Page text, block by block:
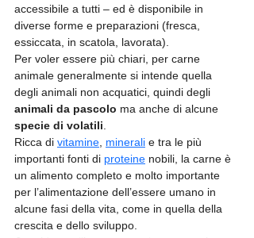
accessibile a tutti – ed è disponibile in
diverse forme e preparazioni (fresca,
essiccata, in scatola, lavorata).
Per voler essere più chiari, per carne
animale generalmente si intende quella
degli animali non acquatici, quindi degli
animali da pascolo ma anche di alcune
specie di volatili.
Ricca di vitamine, minerali e tra le più
importanti fonti di proteine nobili, la carne è
un alimento completo e molto importante
per l’alimentazione dell’essere umano in
alcune fasi della vita, come in quella della
crescita e dello sviluppo.